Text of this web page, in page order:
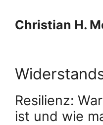
Inhalt
springen
Inhalt
springen
Christian H.
Resilienz:
ist und wie